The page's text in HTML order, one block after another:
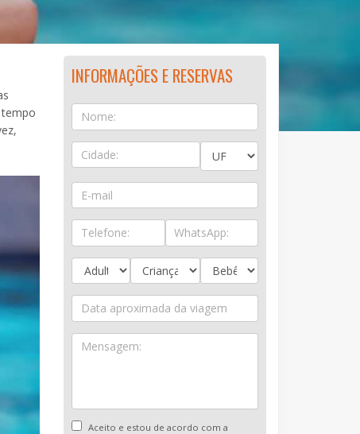
INFORMAÇÕES E RESERVAS
Aceito e estou de acordo com a